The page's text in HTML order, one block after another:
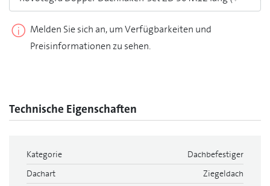
Melden Sie sich an, um Verfügbarkeiten und
Preisinformationen zu sehen.
Technische Eigenschaften
Kategorie
Dachbefestiger
Dachart
Ziegeldach